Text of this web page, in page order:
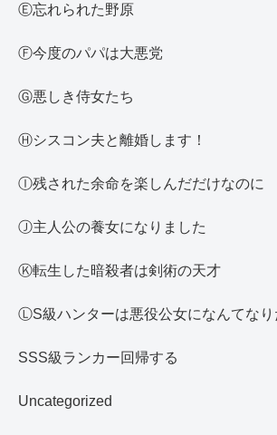
Ⓔ忘れられた野原
Ⓕ今度のパパは大悪党
Ⓖ悪しき侍女たち
Ⓗシスコン夫と離婚します！
Ⓘ残された余命を楽しんだだけなのに
Ⓙ主人公の養女になりました
Ⓚ転生した暗殺者は剣術の天才
ⓁS級ハンターは悪役公女になんてなり
SSS級ランカー回帰する
Uncategorized